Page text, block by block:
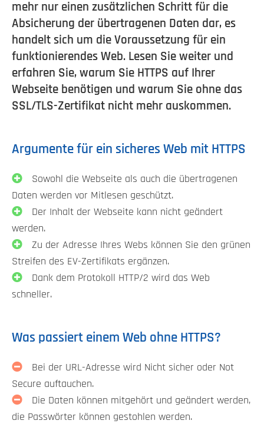
mehr nur einen zusätzlichen Schritt für die
Absicherung der übertragenen Daten dar, es
handelt sich um die Voraussetzung für ein
funktionierendes Web. Lesen Sie weiter und
erfahren Sie, warum Sie HTTPS auf Ihrer
Webseite benötigen und warum Sie ohne das
SSL/TLS-Zertifikat nicht mehr auskommen.
Argumente für ein sicheres Web mit HTTPS
Sowohl die Webseite als auch die übertragenen
Daten werden vor Mitlesen geschützt.
Der Inhalt der Webseite kann nicht geändert
werden.
Zu der Adresse Ihres Webs können Sie den grünen
Streifen des EV-Zertifikats ergänzen.
Dank dem Protokoll HTTP/2 wird das Web
schneller.
Was passiert einem Web ohne HTTPS?
Bei der URL-Adresse wird Nicht sicher oder Not
Secure auftauchen.
Die Daten können mitgehört und geändert werden,
die Passwörter können gestohlen werden.